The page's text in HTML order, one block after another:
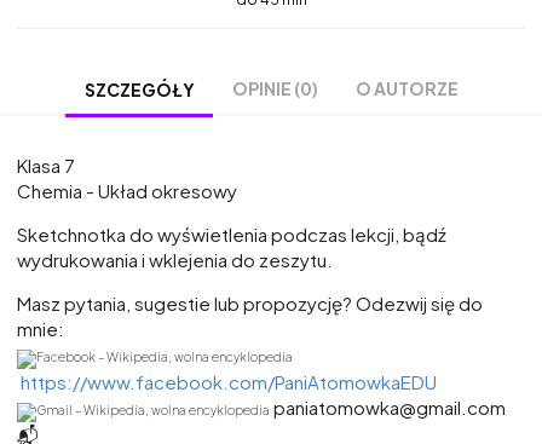
SZCZEGÓŁY OPINIE (0) O AUTORZE
Klasa 7
Chemia - Układ okresowy
Sketchnotka do wyświetlenia podczas lekcji, bądź
wydrukowania i wklejenia do zeszytu.
Masz pytania, sugestie lub propozycję? Odezwij się do
mnie:
https://www.facebook.com/PaniAtomowkaEDU
paniatomowka@gmail.com
📬